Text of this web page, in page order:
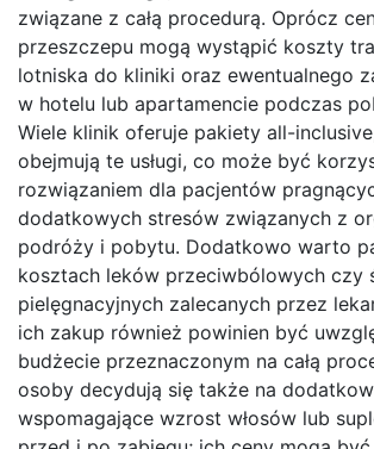
związane z całą procedurą. Oprócz
przeszczepu mogą wystąpić koszty
lotniska do kliniki oraz ewentualnego
w hotelu lub apartamencie podczas
Wiele klinik oferuje pakiety all-
obejmują te usługi, co może być
rozwiązaniem dla pacjentów
dodatkowych stresów związanych z
podróży i pobytu. Dodatkowo warto
kosztach leków przeciwbólowych czy
pielęgnacyjnych zalecanych przez
ich zakup również powinien być
budżecie przeznaczonym na całą
osoby decydują się także na
wspomagające wzrost włosów lub